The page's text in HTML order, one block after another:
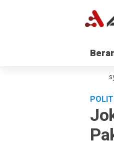
Ketua KNA Ajak Masyarakat